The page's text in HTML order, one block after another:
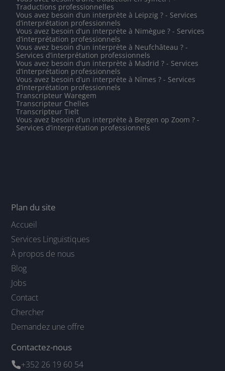
Traductions professionnelles
Vous avez besoin d’un interprète à Leipzig ? - Services
d’interprétation professionnels
Vous avez besoin d’un interprète à Nimègue ? - Services
d’interprétation professionnels
Vous avez besoin d’un interprète à Neufchâteau ? -
Services d’interprétation professionnels
Vous avez besoin d’un interprète à Madrid ? - Services
d’interprétation professionnels
Vous avez besoin d’un interprète à Nîmes ? - Services
d’interprétation professionnels
Transcripteur Waregem
Transcripteur Chelles
Transcripteur Tielt
Vous avez besoin d’un interprète à Bergen op Zoom ? -
Services d’interprétation professionnels
Plan du site
Accueil
Services Linguistiques
À propos de nous
Blog
Jobs
Contact
Chercher
Demandez une offre
Contactez-nous
+352 26 19 60 54